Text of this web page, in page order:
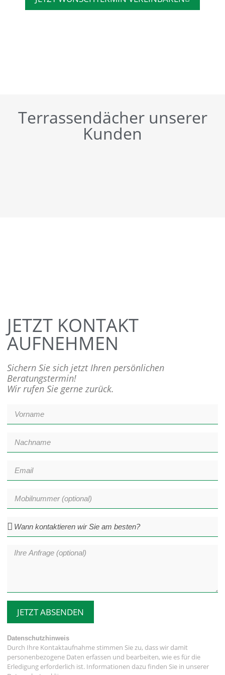
Terrassendächer unserer
Kunden
JETZT KONTAKT
AUFNEHMEN
Sichern Sie sich jetzt Ihren persönlichen
Beratungstermin!
Wir rufen Sie gerne zurück.
JETZT ABSENDEN
Datenschutzhinweis
Durch Ihre Kontaktaufnahme stimmen Sie zu, dass wir damit
personenbezogene Daten erfassen und bearbeiten, wie es für die
Erledigung erforderlich ist. Informationen dazu finden Sie in unserer